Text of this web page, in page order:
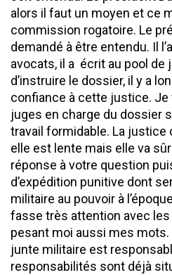
alors il faut un moyen et ce
commission rogatoire. Le
demandé à être entendu. Il
avocats, il a écrit au pool de
d’instruire le dossier, il y a
confiance à cette justice.
juges en charge du dossier
travail formidable. La
elle est lente mais elle va
réponse à votre question
d’expédition punitive dont
militaire au pouvoir à
fasse très attention avec
pesant moi aussi mes
junte militaire est
responsabilités sont déjà